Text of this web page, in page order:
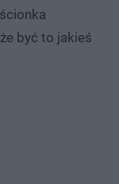
być to jakieś